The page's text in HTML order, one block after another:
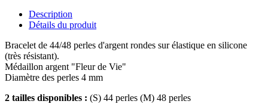
Description
Détails du produit
Bracelet de 44/48 perles d'argent rondes sur élastique en silicone
(très résistant).
Médaillon argent "Fleur de Vie"
Diamètre des perles 4 mm
2 tailles disponibles : (S) 44 perles (M) 48 perles